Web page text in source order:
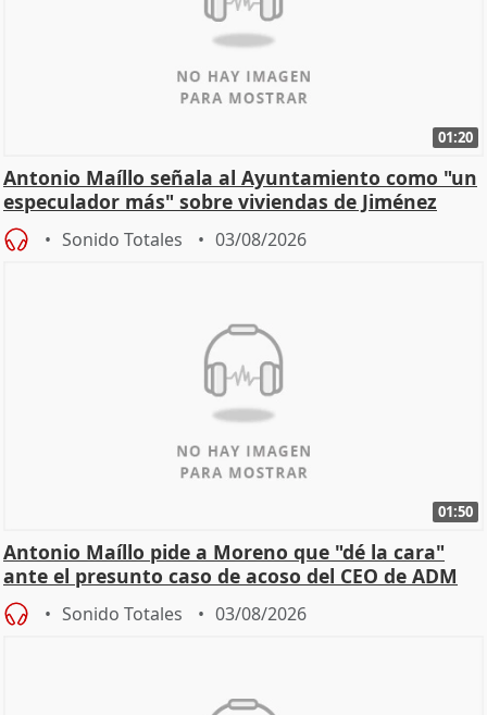
01:20
Antonio Maíllo señala al Ayuntamiento como "un
especulador más" sobre viviendas de Jiménez
Becerril
Sonido Totales 03/08/2026
01:50
Antonio Maíllo pide a Moreno que "dé la cara"
ante el presunto caso de acoso del CEO de ADM
Sonido Totales 03/08/2026